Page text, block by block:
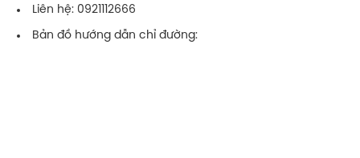
Liên hệ: 0921112666
Bản đồ hướng dẫn chỉ đường: